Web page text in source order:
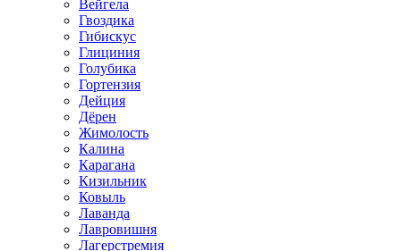
Вейгела
Гвоздика
Гибискус
Глициния
Голубика
Гортензия
Дейция
Дёрен
Жимолость
Калина
Карагана
Кизильник
Ковыль
Лаванда
Лавровишня
Лагерстремия